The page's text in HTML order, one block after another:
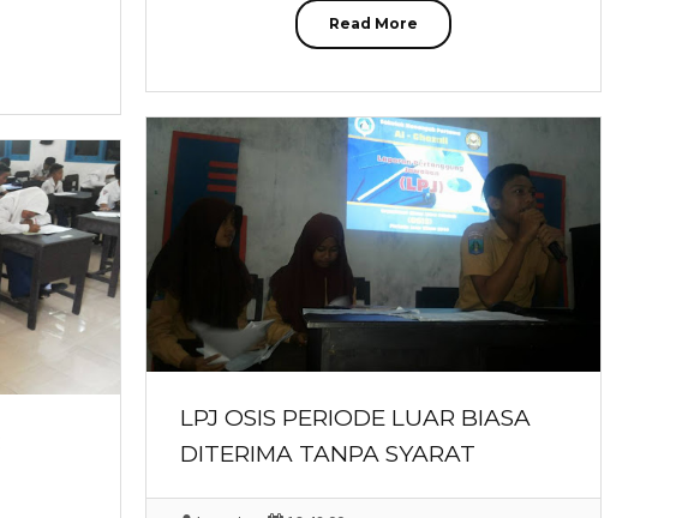
Read More
LPJ OSIS PERIODE LUAR BIASA
DITERIMA TANPA SYARAT